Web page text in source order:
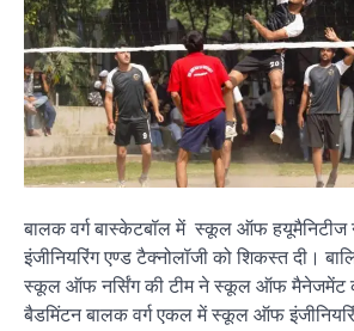
बालक वर्ग बास्केटबॉल में स्कूल ऑफ
इंजीनियरिंग एण्ड टैक्नोलॉजी को शिकस्त दी।
स्कूल ऑफ नर्सिंग की टीम ने स्कूल ऑफ मैनेजमेंट
बैडमिंटन बालक वर्ग एकल में स्कूल ऑफ